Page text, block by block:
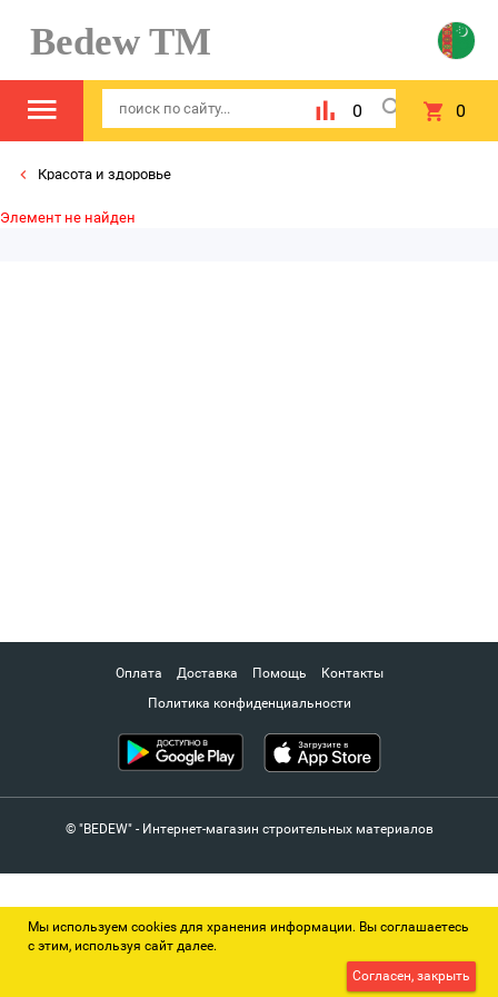
Bedew TM
0 0
Красота и здоровье
Элемент не найден
Оплата Доставка Помощь
Контакты
Политика конфиденциальности
© "BEDEW" - Интернет-магазин строительных материалов
Мы используем cookies для хранения информации. Вы соглашаетесь
с этим, используя сайт далее.
Согласен, закрыть